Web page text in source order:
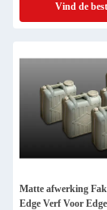
Vind de
Matte afwerking
Edge Verf Voor